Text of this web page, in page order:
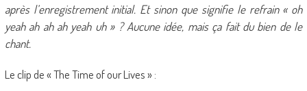
après l’enregistrement initial. Et sinon que signifie le refrain « oh
yeah ah ah ah yeah uh » ? Aucune idée, mais ça fait du bien de le
chant.
Le clip de « The Time of our Lives » :